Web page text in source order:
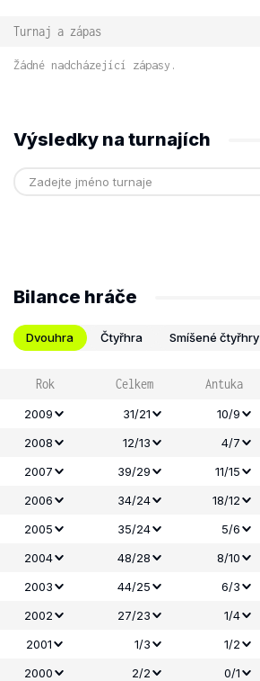
Turnaj a zápas
Žádné nadcházející zápasy.
Výsledky na turnajích
Bilance hráče
Dvouhra Čtyřhra Smíšené čtyřhry
Rok Celkem Antuka
2009 31/21 10/9
2008
12/13 4/7
2007
39/29 11/15
2006
34/24 18/12
2005
35/24 5/6
2004
48/28 8/10
2003
44/25 6/3
2002
27/23 1/4
2001
1/3 1/2
2000
2/2 0/1